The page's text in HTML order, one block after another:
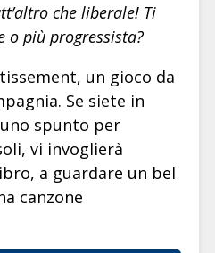
che liberale! Ti
o più progressista?
un gioco da
Se siete in
spunto per
vi invoglierà
a guardare un bel
canzone